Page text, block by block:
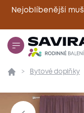
Nejoblíbenější
Přehled
Bytové doplňky